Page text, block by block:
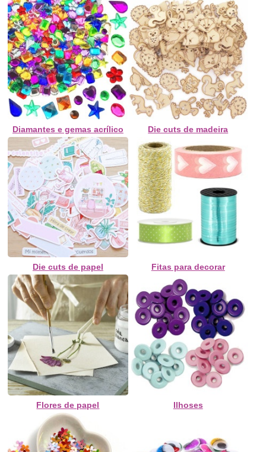
Diamantes e gemas acrílico Die cuts de madeira
Die cuts de papel Fitas para decorar
Flores de papel Ilhoses